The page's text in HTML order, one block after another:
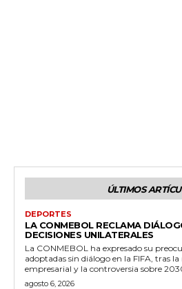
ÚLTIMOS
DEPORTES
LA CONMEBOL RECLAMA
DECISIONES UNILATERALES
La CONMEBOL ha expresado su
adoptadas sin diálogo en la FIFA, tras
empresarial y la controversia sobre
agosto 6, 2026